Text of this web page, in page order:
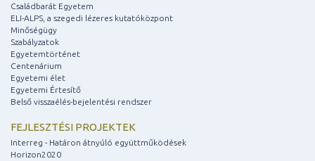
Családbarát Egyetem
ELI-ALPS, a szegedi lézeres kutatóközpont
Minőségügy
Szabályzatok
Egyetemtörténet
Centenárium
Egyetemi élet
Egyetemi Értesítő
Belső visszaélés-bejelentési rendszer
FEJLESZTÉSI PROJEKTEK
Interreg - Határon átnyúló együttműködések
Horizon2020